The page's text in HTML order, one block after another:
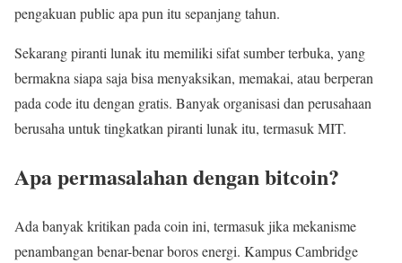
pengakuan public apa pun itu sepanjang tahun.
Sekarang piranti lunak itu memiliki sifat sumber terbuka, yang
bermakna siapa saja bisa menyaksikan, memakai, atau berperan
pada code itu dengan gratis. Banyak organisasi dan perusahaan
berusaha untuk tingkatkan piranti lunak itu, termasuk MIT.
Apa permasalahan dengan bitcoin?
Ada banyak kritikan pada coin ini, termasuk jika mekanisme
penambangan benar-benar boros energi. Kampus Cambridge